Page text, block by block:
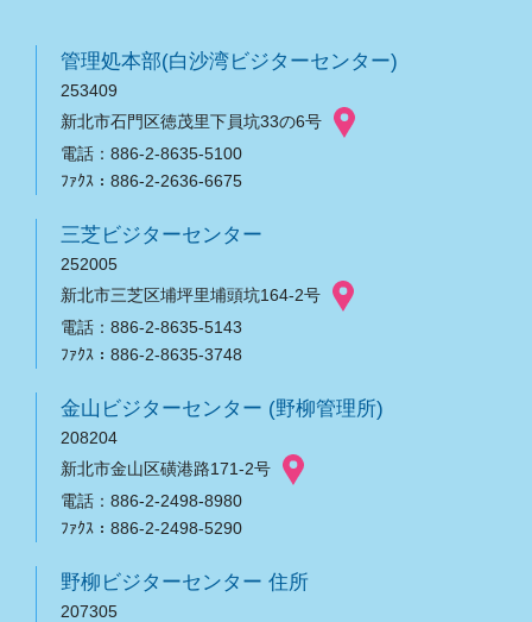
管理処本部(白沙湾ビジターセンター)
253409
新北市石門区徳茂里下員坑33の6号
電話：886-2-8635-5100
ﾌｧｸｽ：886-2-2636-6675
三芝ビジターセンター
252005
新北市三芝区埔坪里埔頭坑164-2号
電話：886-2-8635-5143
ﾌｧｸｽ：886-2-8635-3748
金山ビジターセンター (野柳管理所)
208204
新北市金山区磺港路171-2号
電話：886-2-2498-8980
ﾌｧｸｽ：886-2-2498-5290
野柳ビジターセンター 住所
207305